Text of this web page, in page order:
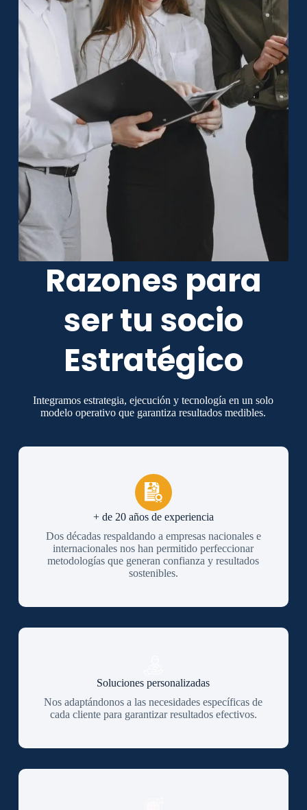
Razones para
ser tu socio
Estratégico
Integramos estrategia, ejecución y tecnología en un solo
modelo operativo que garantiza resultados medibles.
+ de 20 años de experiencia
Dos décadas respaldando a empresas nacionales e
internacionales nos han permitido perfeccionar
metodologías que generan confianza y resultados
sostenibles.
Soluciones personalizadas
Nos adaptándonos a las necesidades específicas de
cada cliente para garantizar resultados efectivos.